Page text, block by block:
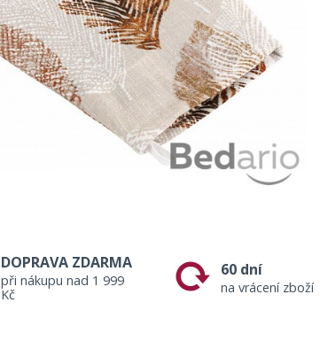
DOPRAVA ZDARMA
při nákupu nad 1 999
Kč
60 dní
na vrácení zboží